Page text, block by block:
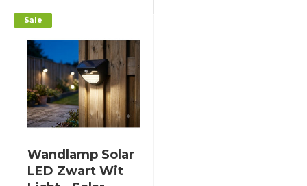
Wandlamp Solar
LED Zwart Wit
Sale